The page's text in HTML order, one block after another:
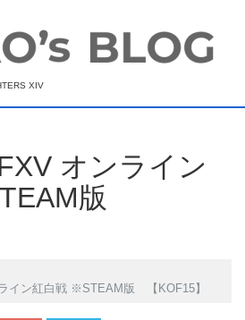
XIV
オンライン
版
イン紅白戦 ※STEAM版 【KOF15】